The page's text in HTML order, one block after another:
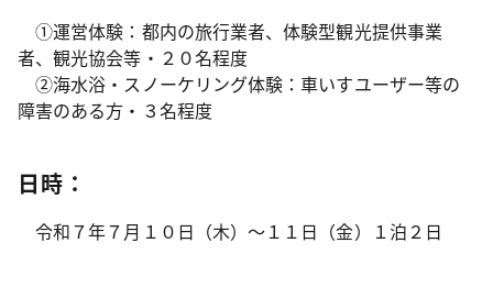
①運営体験：都内の旅行業者、体験型観光提供事業
者、観光協会等・２０名程度
②海水浴・スノーケリング体験：車いすユーザー等の
障害のある方・３名程度
日時：
令和７年７月１０日（木）～１１日（金）１泊２日